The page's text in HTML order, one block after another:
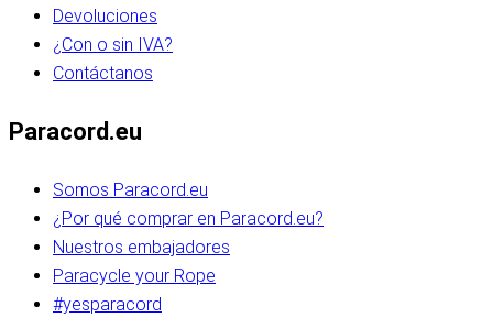
Devoluciones
¿Con o sin IVA?
Contáctanos
Paracord.eu
Somos Paracord.eu
¿Por qué comprar en Paracord.eu?
Nuestros embajadores
Paracycle your Rope
#yesparacord